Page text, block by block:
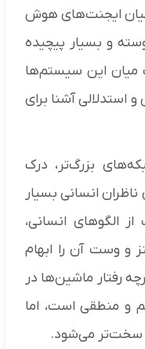
میان ایجنت‌های هوش
و بسیار پیچیده
میان این سیستم‌ها
و استدلالی آشنا برای
بزرگ‌تر، درک
انسانی بسیار
الگو‌های انسانی،
و وست آن را ابهام
رفتار ماشین‌ها در
و منطقی است، اما
سخت‌تر می‌شود.